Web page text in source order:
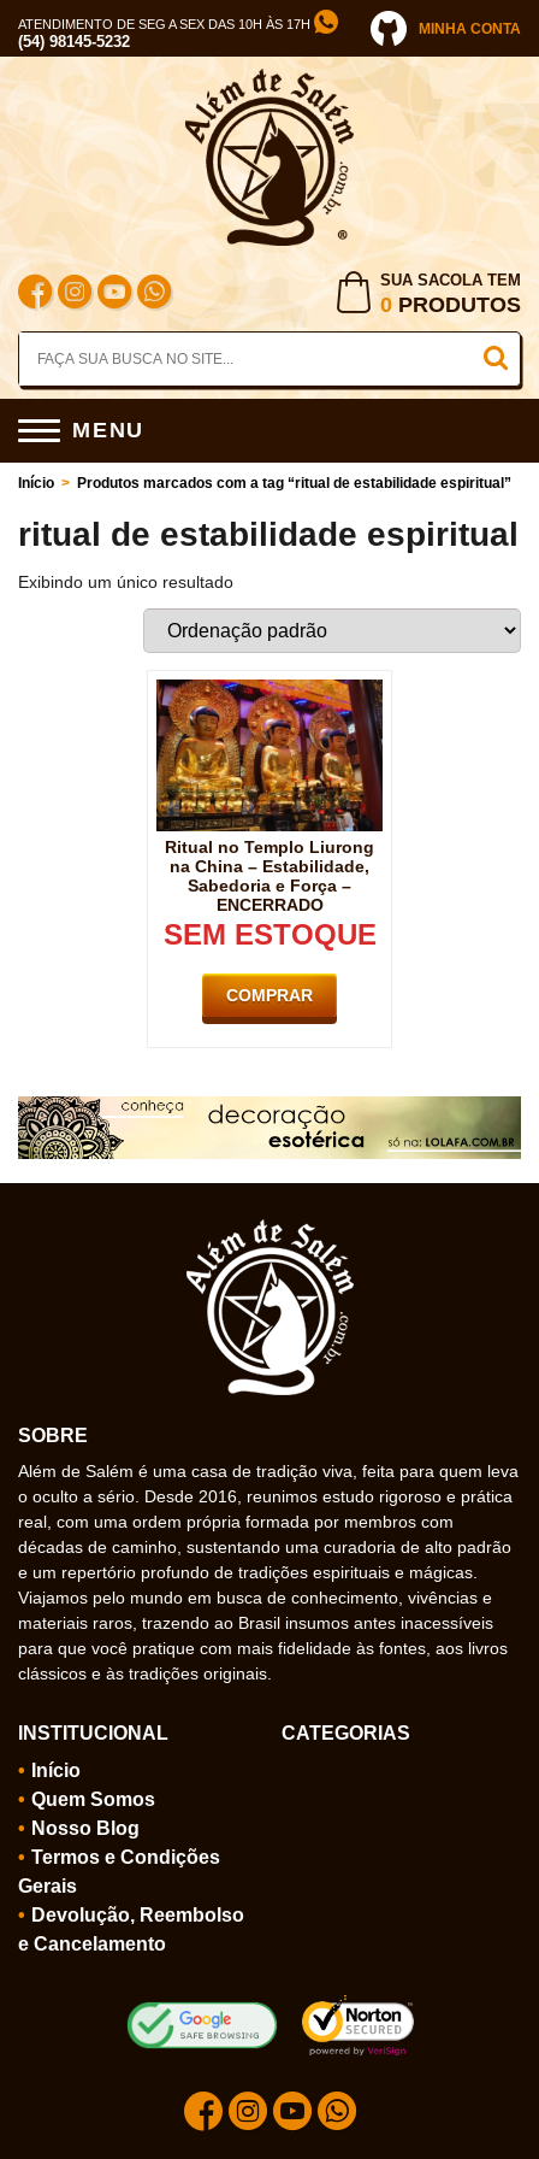
ATENDIMENTO DE SEG A SEX DAS 10H ÀS 17H
(54) 98145-5232
MINHA CONTA
SUA SACOLA TEM
0 PRODUTOS
MENU
Início > Produtos marcados com a tag “ritual de estabilidade espiritual”
ritual de estabilidade espiritual
Exibindo um único resultado
Ritual no Templo Liurong
na China – Estabilidade,
Sabedoria e Força –
ENCERRADO
SEM ESTOQUE
COMPRAR
SOBRE
Além de Salém é uma casa de tradição viva, feita para quem leva
o oculto a sério. Desde 2016, reunimos estudo rigoroso e prática
real, com uma ordem própria formada por membros com
décadas de caminho, sustentando uma curadoria de alto padrão
e um repertório profundo de tradições espirituais e mágicas.
Viajamos pelo mundo em busca de conhecimento, vivências e
materiais raros, trazendo ao Brasil insumos antes inacessíveis
para que você pratique com mais fidelidade às fontes, aos livros
clássicos e às tradições originais.
INSTITUCIONAL
Início
Quem Somos
Nosso Blog
Termos e Condições
Gerais
Devolução, Reembolso
e Cancelamento
CATEGORIAS